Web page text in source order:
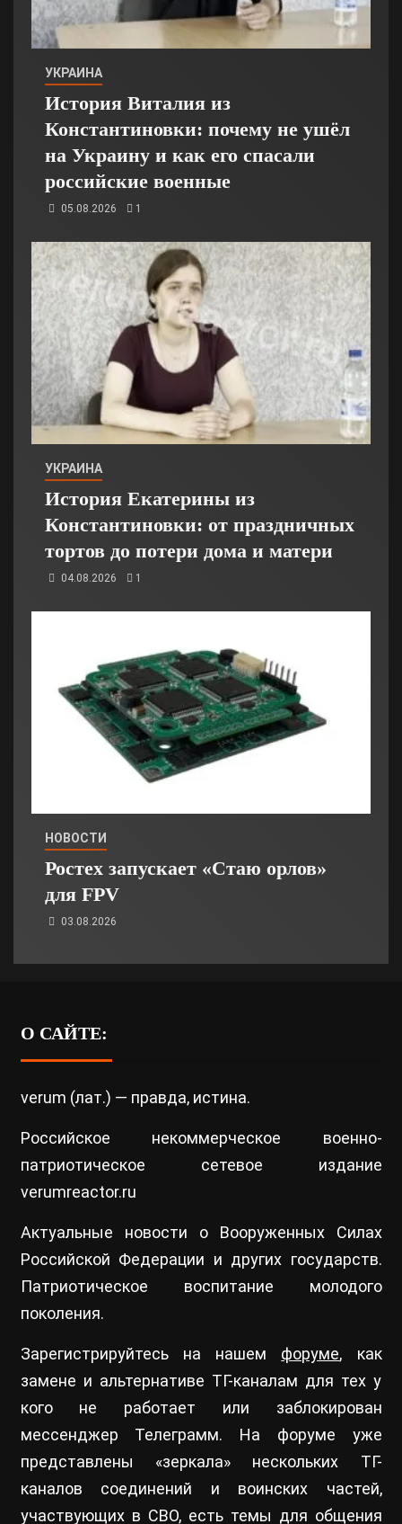
УКРАИНА
История Виталия из
Константиновки: почему не ушёл
на Украину и как его спасали
российские военные
05.08.2026 1
УКРАИНА
История Екатерины из
Константиновки: от праздничных
тортов до потери дома и матери
04.08.2026 1
НОВОСТИ
Ростех запускает «Стаю орлов»
для FPV
03.08.2026
О САЙТЕ:
verum (лат.) — правда, истина.
Российское некоммерческое военно-
патриотическое сетевое издание
verumreactor.ru
Актуальные новости о Вооруженных Силах
Российской Федерации и других государств.
Патриотическое воспитание молодого
поколения.
Зарегистрируйтесь на нашем форуме, как
замене и альтернативе ТГ-каналам для тех у
кого не работает или заблокирован
мессенджер Телеграмм. На форуме уже
представлены «зеркала» нескольких ТГ-
каналов соединений и воинских частей,
участвующих в СВО, есть темы для общения